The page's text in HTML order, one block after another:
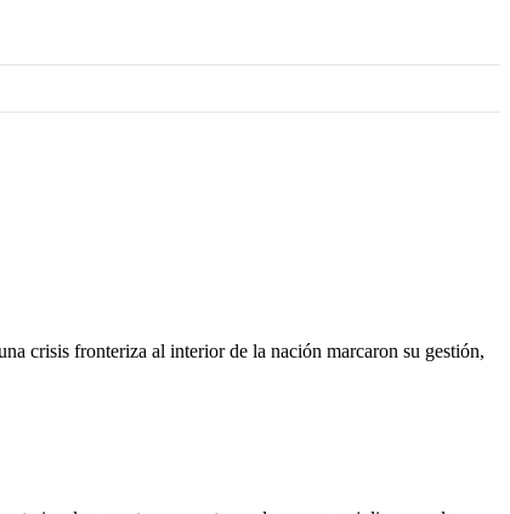
crisis fronteriza al interior de la nación marcaron su gestión,